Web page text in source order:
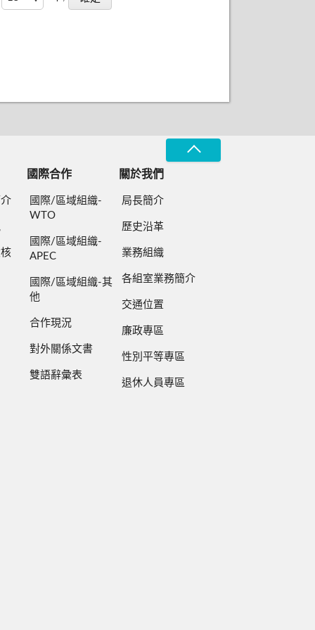
國際合作
國際/區域組織-
WTO
國際/區域組織-
APEC
國際/區域組織-其
他
合作現況
對外關係文書
雙語辭彙表
關於我們
局長簡介
歷史沿革
業務組織
各組室業務簡介
交通位置
廉政專區
性別平等專區
退休人員專區